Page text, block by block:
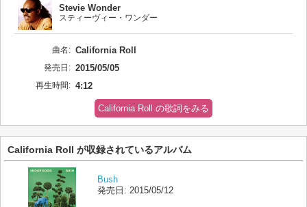
Stevie Wonder
スティーヴィー・ワンダー
曲名: California Roll
発売日: 2015/05/05
再生時間: 4:12
California Roll の歌詞をみる
California Roll が収録されているアルバム
Bush
発売日: 2015/05/12